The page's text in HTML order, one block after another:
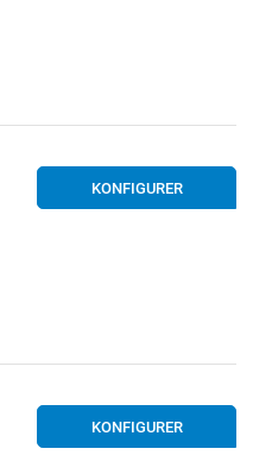
KONFIGURER
KONFIGURER